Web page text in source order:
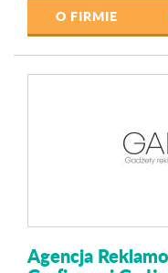
O FIRMIE
Agencja